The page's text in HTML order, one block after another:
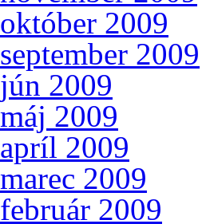
október 2009
september 2009
jún 2009
máj 2009
apríl 2009
marec 2009
február 2009